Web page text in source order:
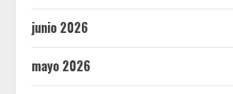
junio 2026
mayo 2026